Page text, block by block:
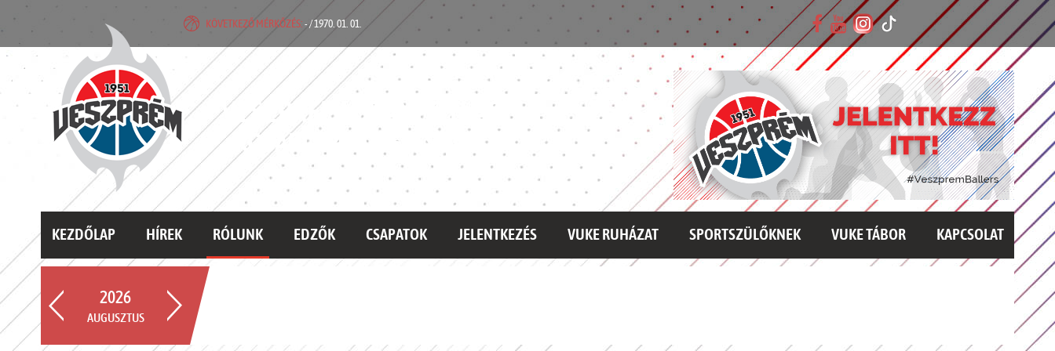
KÖVETKEZŐ MÉRKŐZÉS: - / 1970. 01. 01.
VESZPRÉMI UTÁNPÓTLÁS
KOSÁRLABDA EGYESÜLET
KEZDŐLAP HÍREK RÓLUNK EDZŐK CSAPATOK JELENTKEZÉS VUKE RUHÁZAT SPORTSZÜLŐKNEK VUKE TÁBOR KAPCSOLAT
2026
AUGUSZTUS